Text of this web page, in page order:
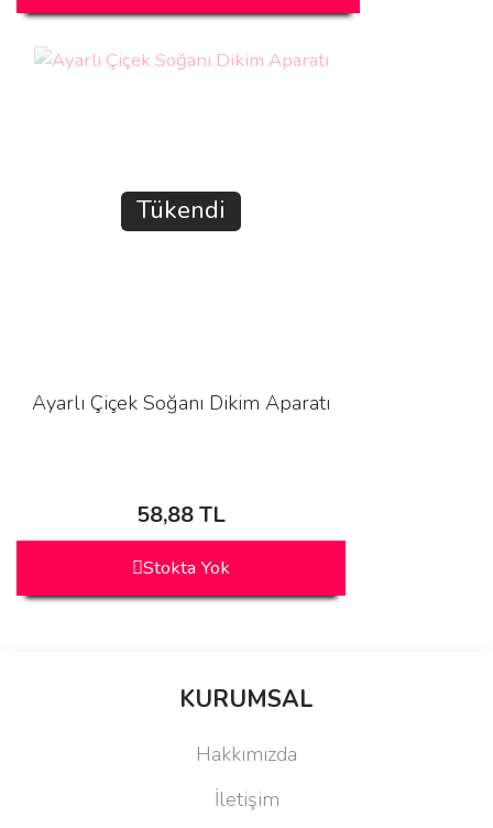
Tükendi
Ayarlı Çiçek Soğanı Dikim Aparatı
58,88 TL
Stokta Yok
KURUMSAL
Hakkımızda
İletişim